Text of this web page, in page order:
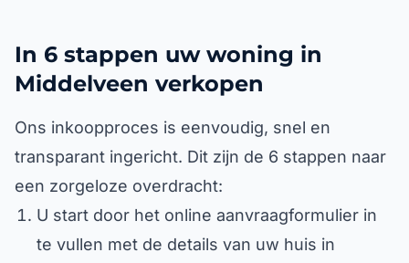
In 6 stappen uw woning in
Middelveen verkopen
Ons inkoopproces is eenvoudig, snel en
transparant ingericht. Dit zijn de 6 stappen naar
een zorgeloze overdracht:
U start door het online aanvraagformulier in
te vullen met de details van uw huis in